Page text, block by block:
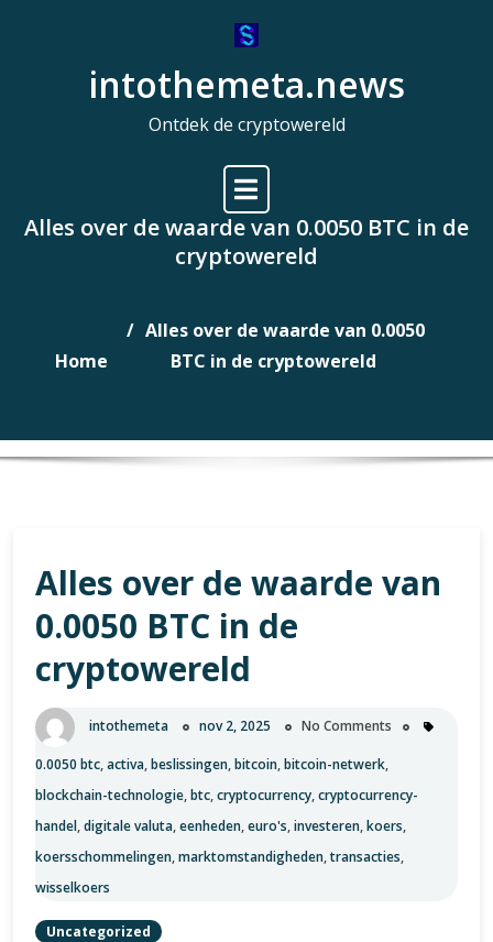
intothemeta.news
Ontdek de cryptowereld
Alles over de waarde van 0.0050 BTC in de
cryptowereld
Home
Alles over de waarde van 0.0050
BTC in de cryptowereld
Alles over de waarde van
0.0050 BTC in de
cryptowereld
intothemeta nov 2, 2025 No Comments
0.0050 btc,activa,beslissingen,bitcoin,bitcoin-netwerk,
blockchain-technologie,btc,cryptocurrency,cryptocurrency-
handel,digitale valuta,eenheden,euro's,investeren,koers,
koersschommelingen,marktomstandigheden,transacties,
wisselkoers
Uncategorized